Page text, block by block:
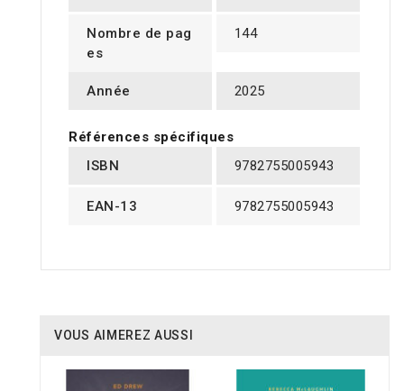
Nombre de pag
es
144
Année 2025
Références spécifiques
ISBN
9782755005943
EAN-13 9782755005943
VOUS AIMEREZ AUSSI